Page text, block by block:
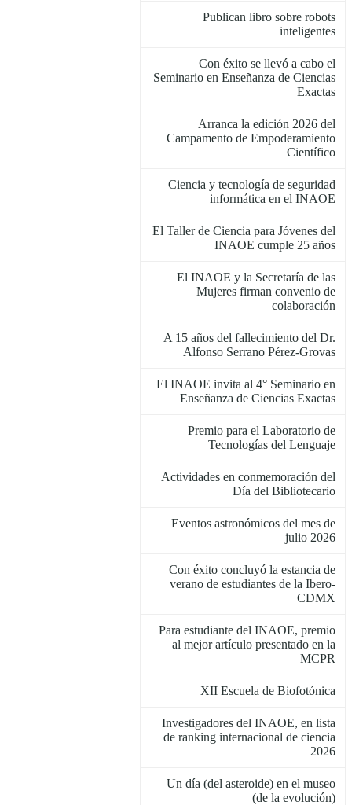
Publican libro sobre robots
inteligentes
Con éxito se llevó a cabo el
Seminario en Enseñanza de Ciencias
Exactas
Arranca la edición 2026 del
Campamento de Empoderamiento
Científico
Ciencia y tecnología de seguridad
informática en el INAOE
El Taller de Ciencia para Jóvenes del
INAOE cumple 25 años
El INAOE y la Secretaría de las
Mujeres firman convenio de
colaboración
A 15 años del fallecimiento del Dr.
Alfonso Serrano Pérez-Grovas
El INAOE invita al 4° Seminario en
Enseñanza de Ciencias Exactas
Premio para el Laboratorio de
Tecnologías del Lenguaje
Actividades en conmemoración del
Día del Bibliotecario
Eventos astronómicos del mes de
julio 2026
Con éxito concluyó la estancia de
verano de estudiantes de la Ibero-
CDMX
Para estudiante del INAOE, premio
al mejor artículo presentado en la
MCPR
XII Escuela de Biofotónica
Investigadores del INAOE, en lista
de ranking internacional de ciencia
2026
Un día (del asteroide) en el museo
(de la evolución)